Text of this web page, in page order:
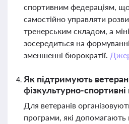
спортивним федераціям,
самостійно управляти
тренерським складом, а
зосередиться на
зменшенні бюрократії.
Як підтримують
фізкультурно-
Для ветеранів
програми, які допомагають